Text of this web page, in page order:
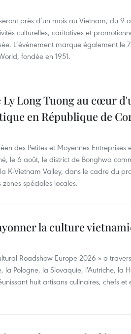
près d’un mois au Vietnam, du 9
culturelles, caritatives et
L’événement marque également le
fondée en 1951.
Ly Long Tuong au cœur
en République de
des Petites et Moyennes Entreprises
le 6 août, le district de Bonghwa
K-Vietnam Valley, dans le cadre du
spéciales locales.
la culture
Roadshow Europe 2026 » a
la Pologne, la Slovaquie, l'Autriche, la
huit artisans culinaires, chefs